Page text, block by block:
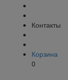
Контакты
Корзина
0